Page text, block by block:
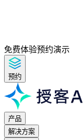
免费体验预约演示
预约
产品
解决方案